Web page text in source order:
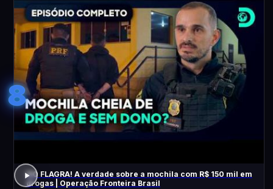
8
NO FLAGRA! A verdade sobre a mochila com R$ 150 mil em
drogas | Operação Fronteira Brasil